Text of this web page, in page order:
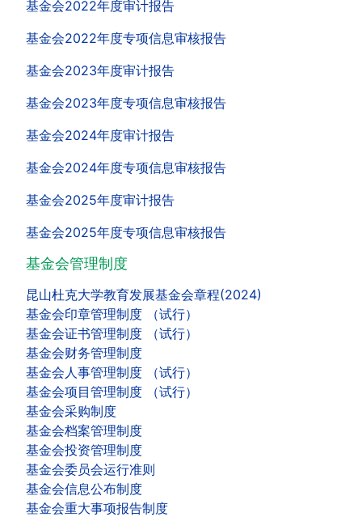
基金会2022年度审计报告
基金会2022年度专项信息审核报告
基金会2023年度审计报告
基金会2023年度专项信息审核报告
基金会2024年度审计报告
基金会2024年度专项信息审核报告
基金会2025年度审计报告
基金会2025年度专项信息审核报告
基金会管理制度
昆山杜克大学教育发展基金会章程(2024)
基金会印章管理制度 （试行）
基金会证书管理制度 （试行）
基金会财务管理制度
基金会人事管理制度 （试行）
基金会项目管理制度 （试行）
基金会采购制度
基金会档案管理制度
基金会投资管理制度
基金会委员会运行准则
基金会信息公布制度
基金会重大事项报告制度